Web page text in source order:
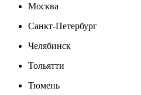
Москва
Санкт-Петербург
Челябинск
Тольятти
Тюмень